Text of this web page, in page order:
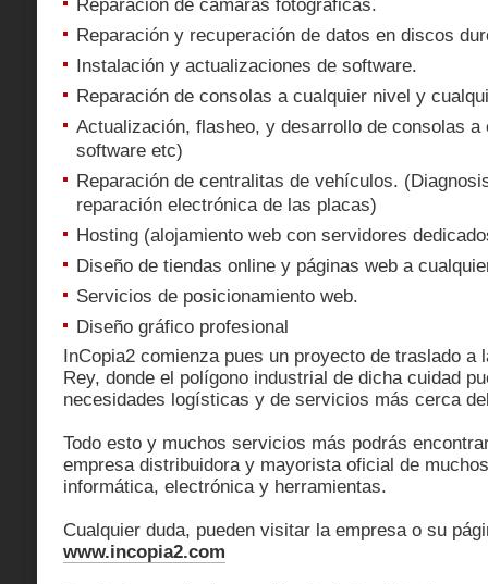
Reparación de cámaras fotográficas.
Reparación y recuperación de datos en discos
Instalación y actualizaciones de software.
Reparación de consolas a cualquier nivel y
Actualización, flasheo, y desarrollo de consolas
software etc)
Reparación de centralitas de vehículos.
reparación electrónica de las placas)
Hosting (alojamiento web con servidores
Diseño de tiendas online y páginas web a
Servicios de posicionamiento web.
Diseño gráfico profesional
InCopia2 comienza pues un proyecto de traslado a
Rey, donde el polígono industrial de dicha cuidad
necesidades logísticas y de servicios más cerca
Todo esto y muchos servicios más podrás
empresa distribuidora y mayorista oficial de
informática, electrónica y herramientas.
Cualquier duda, pueden visitar la empresa o su
www.incopia2.com